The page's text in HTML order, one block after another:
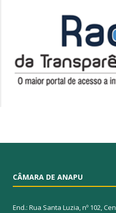
CÂMARA DE ANAPU
End.: Rua Santa Luzia, nº 102,